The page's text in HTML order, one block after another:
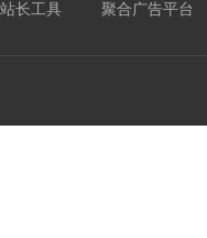
站长工具 聚合广告平台